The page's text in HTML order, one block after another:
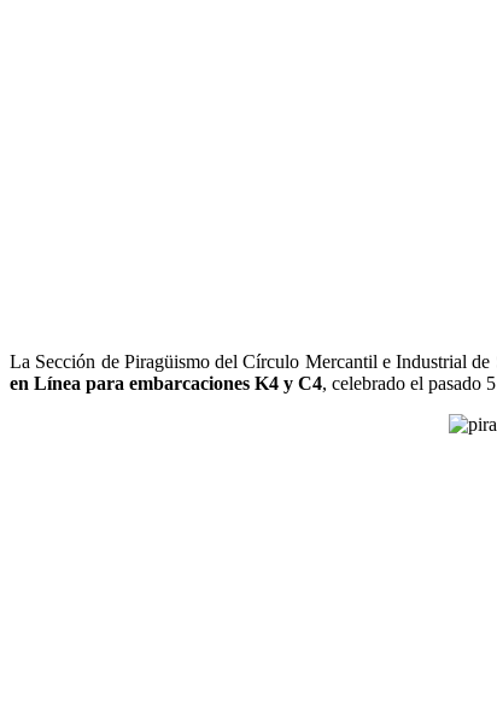
La Sección de Piragüismo del Círculo Mercantil e Industrial
en Línea para embarcaciones K4 y C4, celebrado el pasado